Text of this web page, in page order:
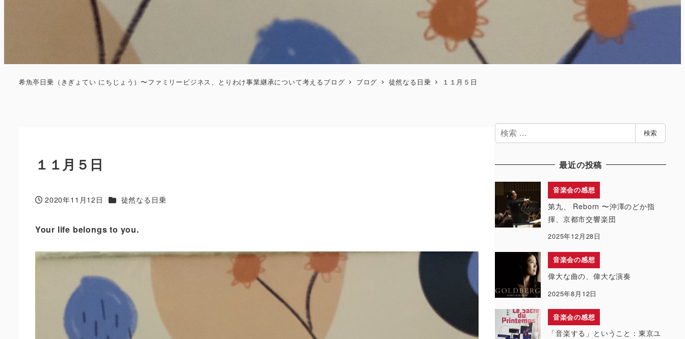
希魚亭日乗（きぎょてい にちじょう）〜ファミリービジネス、とりわけ事業継承について考えるブログ ブログ 徒然なる日乗 １１月５日
１１月５日
投稿日
2020年11月12日 カテゴリー
徒然なる日乗
Your life belongs to you.
検
索
検索
最近の投稿
音楽会の感想
第九、 Reborn 〜沖澤のどか指
揮、京都市交響楽団
2025年12月28日
音楽会の感想
偉大な曲の、偉大な演奏
2025年8月12日
音楽会の感想
「音楽する」ということ：東京ユ